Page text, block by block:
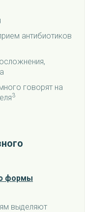
антибиотиков
говорят на
3
формы
выделяют